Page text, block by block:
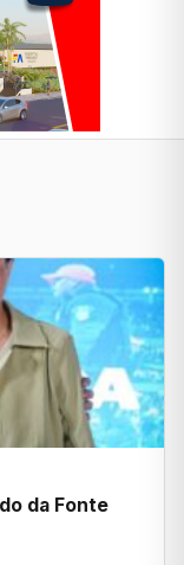
da Fonte